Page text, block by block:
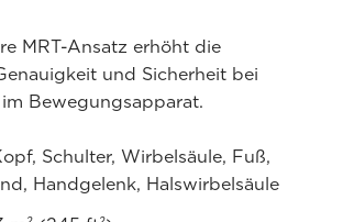
MRT-Ansatz erhöht die
und Sicherheit bei
Bewegungsapparat.
Schulter, Wirbelsäule, Fuß,
Handgelenk, Halswirbelsäule